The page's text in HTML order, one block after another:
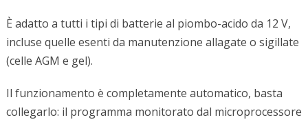
È adatto a tutti i tipi di batterie al piombo-acido da 12 V,
incluse quelle esenti da manutenzione allagate o sigillate
(celle AGM e gel).
Il funzionamento è completamente automatico, basta
collegarlo: il programma monitorato dal microprocessore